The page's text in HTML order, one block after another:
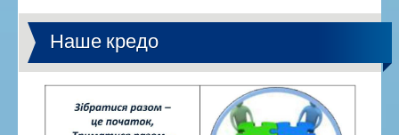
Наше кредо